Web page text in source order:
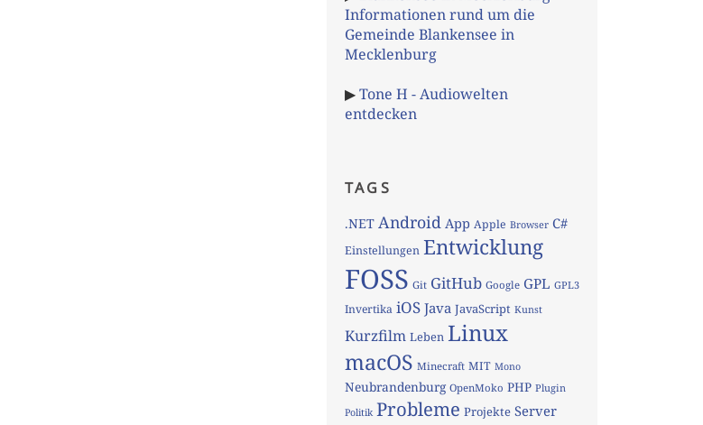
Informationen rund um die
Gemeinde Blankensee in
Mecklenburg
▶Tone H - Audiowelten
entdecken
TAGS
.NET Android App Apple Browser C#
Einstellungen Entwicklung
FOSS Git GitHub Google GPL GPL3
Invertika iOS Java JavaScript Kunst
Kurzfilm Leben Linux
macOS Minecraft MIT Mono
Neubrandenburg OpenMoko PHP Plugin
Politik Probleme Projekte Server